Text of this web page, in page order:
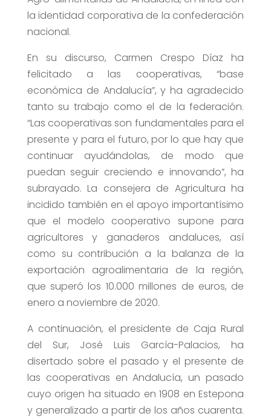
la identidad corporativa de la confederación
nacional.
En su discurso, Carmen Crespo Díaz ha
felicitado a las cooperativas, “base
económica de Andalucía”, y ha agradecido
tanto su trabajo como el de la federación.
“Las cooperativas son fundamentales para el
presente y para el futuro, por lo que hay que
continuar ayudándolas, de modo que
puedan seguir creciendo e innovando”, ha
subrayado. La consejera de Agricultura ha
incidido también en el apoyo importantísimo
que el modelo cooperativo supone para
agricultores y ganaderos andaluces, así
como su contribución a la balanza de la
exportación agroalimentaria de la región,
que superó los 10.000 millones de euros, de
enero a noviembre de 2020.
A continuación, el presidente de Caja Rural
del Sur, José Luis García-Palacios, ha
disertado sobre el pasado y el presente de
las cooperativas en Andalucía, un pasado
cuyo origen ha situado en 1908 en Estepona
y generalizado a partir de los años cuarenta.